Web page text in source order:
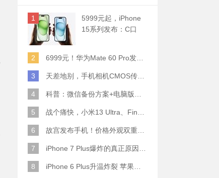
1
5999元起，iPhone
15系列发布：C口
2
6999元！华为Mate 60 Pro发布：麒麟9000S+卫星通话 (附初步跑分)
3 天差地别，手机相机CMOS传感器实际面积对比
4 科普：微信备份方案+电脑版丢失数据恢复指南
5 战个痛快，小米13 Ultra、Find X6 Pro、vivo X90 Pro+、小米12SU拍照横评
6 故宫发布手机！价格外观双重逆天！
7 iPhone 7 Plus爆炸的真正原因原来是这样
8 iPhone 6 Plus升温炸裂 苹果赔了一部全新的